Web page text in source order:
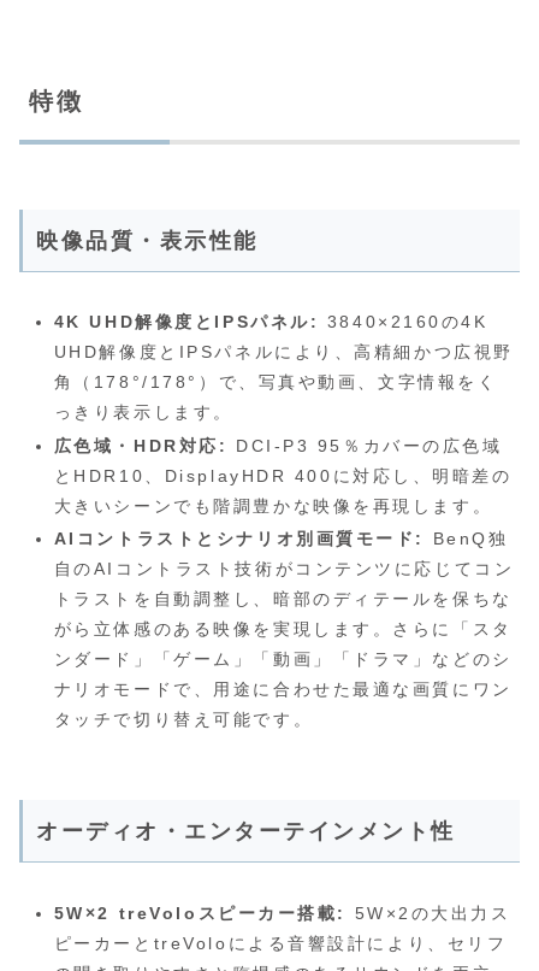
特徴
映像品質・表示性能
4K UHD解像度とIPSパネル:
3840×2160の4K
UHD解像度とIPSパネルにより、高精細かつ広視野
角（178°/178°）で、写真や動画、文字情報をく
っきり表示します。
広色域・HDR対応:
DCI-P3 95％カバーの広色域
とHDR10、DisplayHDR 400に対応し、明暗差の
大きいシーンでも階調豊かな映像を再現します。
AIコントラストとシナリオ別画質モード:
BenQ独
自のAIコントラスト技術がコンテンツに応じてコン
トラストを自動調整し、暗部のディテールを保ちな
がら立体感のある映像を実現します。さらに「スタ
ンダード」「ゲーム」「動画」「ドラマ」などのシ
ナリオモードで、用途に合わせた最適な画質にワン
タッチで切り替え可能です。
オーディオ・エンターテインメント性
5W×2 treVoloスピーカー搭載:
5W×2の大出力ス
ピーカーとtreVoloによる音響設計により、セリフ